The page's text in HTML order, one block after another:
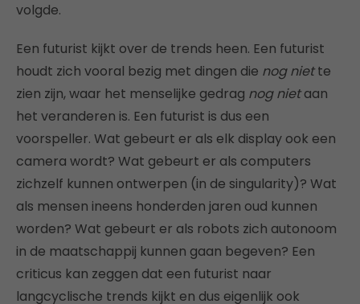
volgde.
Een futurist kijkt over de trends heen. Een futurist
houdt zich vooral bezig met dingen die nog niette
zien zijn, waar het menselijke gedrag nog nietaan
het veranderen is. Een futurist is dus een
voorspeller. Wat gebeurt er als elk display ook een
camera wordt? Wat gebeurt er als computers
zichzelf kunnen ontwerpen (in de singularity)? Wat
als mensen ineens honderden jaren oud kunnen
worden? Wat gebeurt er als robots zich autonoom
in de maatschappij kunnen gaan begeven? Een
criticus kan zeggen dat een futurist naar
langcyclische trends kijkt en dus eigenlijk ook